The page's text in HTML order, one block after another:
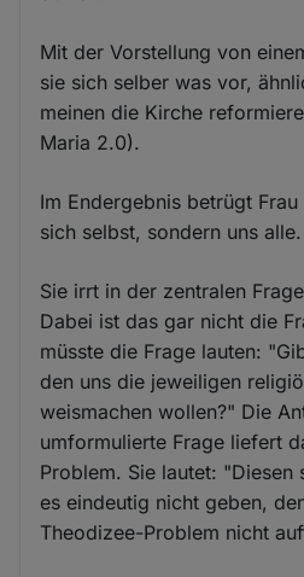
Mit der Vorstellung von
sie sich selber was vor,
meinen die Kirche
Maria 2.0).
Im Endergebnis betrügt
sich selbst, sondern uns alle.
Sie irrt in der zentralen
Dabei ist das gar nicht die
müsste die Frage lauten:
den uns die jeweiligen
weismachen wollen?" Die
umformulierte Frage liefert
Problem. Sie lautet: "Diesen
es eindeutig nicht geben,
Theodizee-Problem nicht